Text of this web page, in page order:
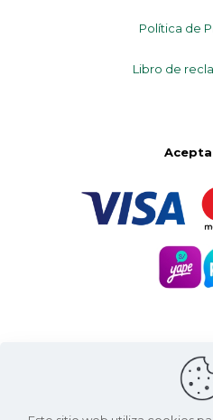
Política de
Libro de